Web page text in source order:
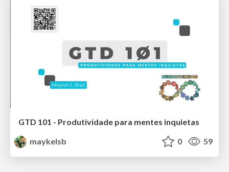
GTD 101 - Produtividade para mentes inquietas
maykelsb
0 59